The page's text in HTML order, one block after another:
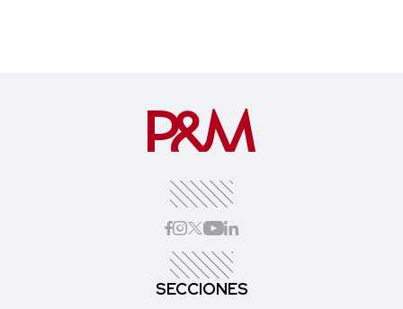
SECCIONES